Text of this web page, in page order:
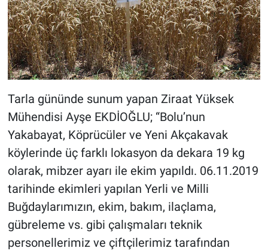
Tarla gününde sunum yapan Ziraat Yüksek
Mühendisi Ayşe EKDİOĞLU; “Bolu’nun
Yakabayat, Köprücüler ve Yeni Akçakavak
köylerinde üç farklı lokasyon da dekara 19 kg
olarak, mibzer ayarı ile ekim yapıldı. 06.11.2019
tarihinde ekimleri yapılan Yerli ve Milli
Buğdaylarımızın, ekim, bakım, ilaçlama,
gübreleme vs. gibi çalışmaları teknik
personellerimiz ve çiftçilerimiz tarafından